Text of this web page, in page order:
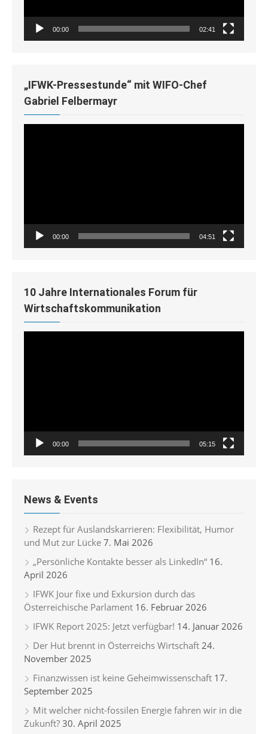
00:00 02:41
„IFWK-Pressestunde“ mit WIFO-Chef
Gabriel Felbermayr
00:00 04:51
10 Jahre Internationales Forum für
Wirtschaftskommunikation
00:00 05:15
News & Events
Rezept für Auslandskarrieren: Flexibilität, Humor
und Mut zur Lücke 7. Mai 2026
„Persönliche Kontakte besser als LinkedIn“ 16.
April 2026
IFWK Jour fixe und Exkursion durch das
Österreichische Parlament 16. Februar 2026
IFWK Report 2025: Jetzt verfügbar! 14. Januar 2026
Der Hut brennt in Österreichs Wirtschaft 24.
November 2025
Finanzwissen ist keine Geheimwissenschaft 17.
September 2025
Mit welcher nicht-fossilen Energie fahren wir in die
Zukunft? 30. April 2025